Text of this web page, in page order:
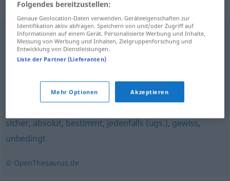
Synonyme für "sicherlich"
sicher,trotzdem,gewiss,allein (geh.),schließlich aber
zumindest,allerdings,jedoch
gern,selbstverständlich,freudig,gewiss
natürlich (ugs.)
sicher, absolut, bestimmt, jedenfalls (ugs.), gewiss,
unbedingt
© OpenThesaurus.de
Folgendes bereitzustellen:
Genaue Geolocation-Daten verwenden. Geräteeigenschaften zur
Identifikation aktiv abfragen. Speichern von und/oder Zugriff auf
Informationen auf einem Gerät. Personalisierte Werbung und Inhalte,
Messung von Werbung und Inhalten, Zielgruppenforschung und
Entwicklung von Dienstleistungen.
Liste der Partner (Lieferanten)
Mehr Optionen Akzeptieren